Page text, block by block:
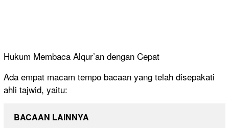
Hukum Membaca Alqur’an dengan Cepat
Ada empat macam tempo bacaan yang telah disepakati
ahli tajwid, yaitu:
BACAAN LAINNYA